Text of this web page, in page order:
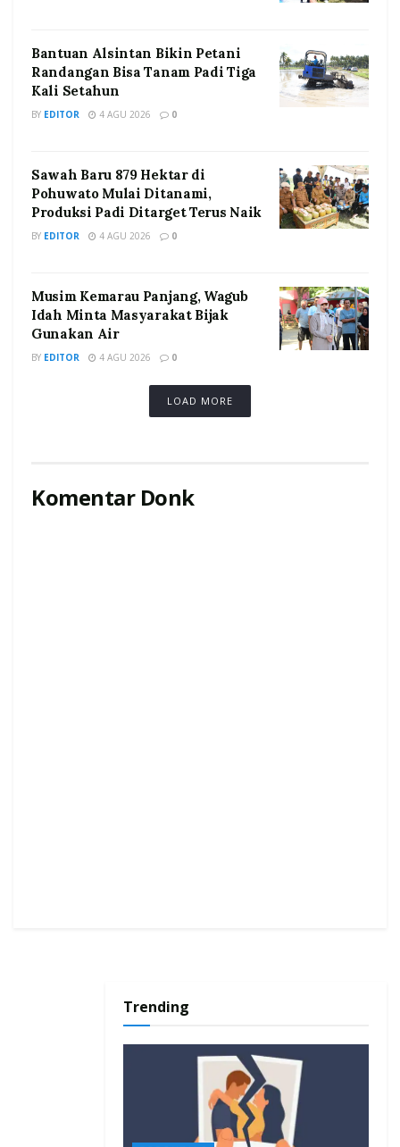
Bantuan Alsintan Bikin Petani
Randangan Bisa Tanam Padi Tiga
Kali Setahun
BY EDITOR 4 AGU 2026 0
Sawah Baru 879 Hektar di
Pohuwato Mulai Ditanami,
Produksi Padi Ditarget Terus Naik
BY EDITOR 4 AGU 2026 0
Musim Kemarau Panjang, Wagub
Idah Minta Masyarakat Bijak
Gunakan Air
BY EDITOR 4 AGU 2026 0
LOAD MORE
Komentar Donk
Trending